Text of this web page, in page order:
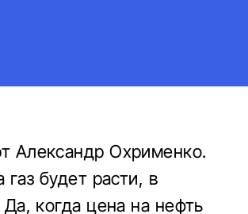
Александр Охрименко.
будет расти, в
когда цена на нефть